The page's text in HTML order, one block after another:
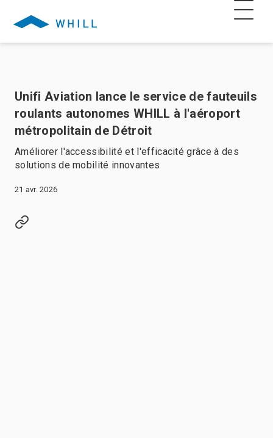
Unifi Aviation lance le service de fauteuils
roulants autonomes WHILL à l'aéroport
métropolitain de Détroit
Améliorer l'accessibilité et l'efficacité grâce à des
solutions de mobilité innovantes
21 avr. 2026